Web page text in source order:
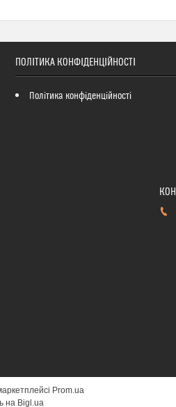
ПОЛІТИКА КОНФІДЕНЦІЙНОСТІ
Політика конфіденційності
Prom.ua
на Bigl.ua